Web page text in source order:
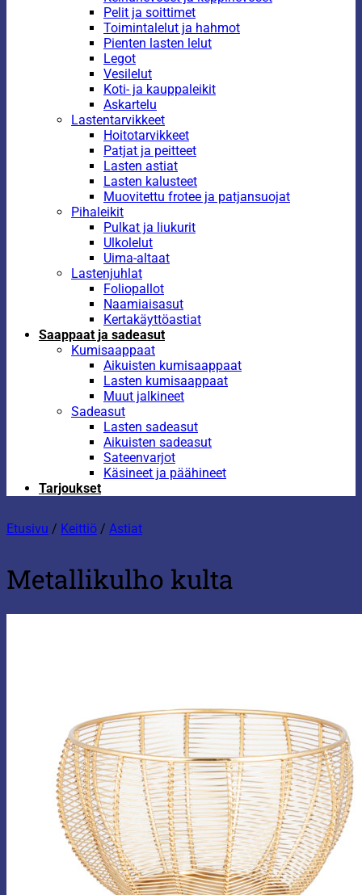
Pelit ja soittimet
Toimintalelut ja hahmot
Pienten lasten lelut
Legot
Vesilelut
Koti- ja kauppaleikit
Askartelu
Lastentarvikkeet
Hoitotarvikkeet
Patjat ja peitteet
Lasten astiat
Lasten kalusteet
Muovitettu frotee ja patjansuojat
Pihaleikit
Pulkat ja liukurit
Ulkolelut
Uima-altaat
Lastenjuhlat
Foliopallot
Naamiaisasut
Kertakäyttöastiat
Saappaat ja sadeasut
Kumisaappaat
Aikuisten kumisaappaat
Lasten kumisaappaat
Muut jalkineet
Sadeasut
Lasten sadeasut
Aikuisten sadeasut
Sateenvarjot
Käsineet ja päähineet
Tarjoukset
Etusivu / Keittiö / Astiat
Metallikulho kulta